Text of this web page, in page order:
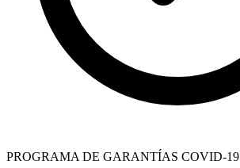
PROGRAMA DE GARANTÍAS COVID-19